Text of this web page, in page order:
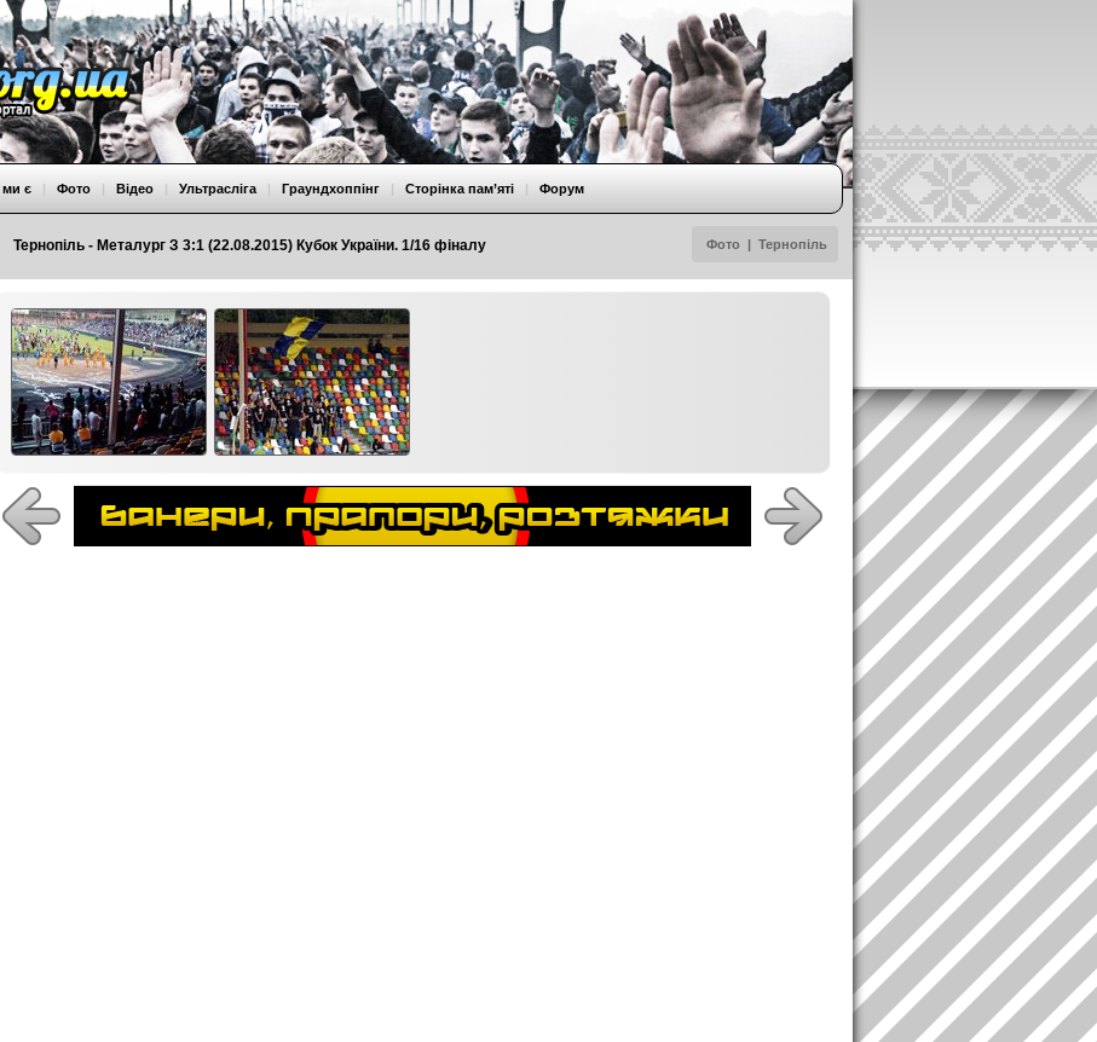
Тернопіль - Металург З 3:1 (22.08.2015) Кубок України. 1/16 фіналу Фото | Тернопіль
ми є | Фото | Відео | Ультрасліга | Граундхоппінг | Сторінка пам’яті | Форум